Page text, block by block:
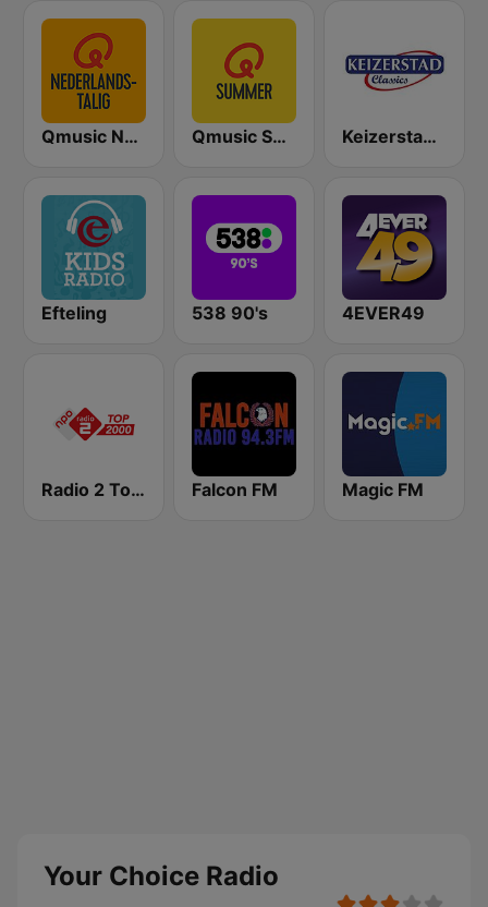
Qmusic Nederlandstalig Qmusic Summer Keizerstad Classics
Efteling 538 90's 4EVER49
Radio 2 Top 2000 Falcon FM Magic FM
Your Choice Radio